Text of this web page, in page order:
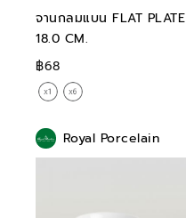
จานกลมแบน FLAT PLATE
18.0 CM.
฿68
Royal Porcelain